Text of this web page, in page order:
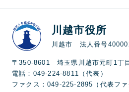
川越市役所
川越市 法人番号
〒350-8601 埼玉県川越市元町1丁
電話：049-224-8811（代表）
ファクス：049-225-2895（代表ファ